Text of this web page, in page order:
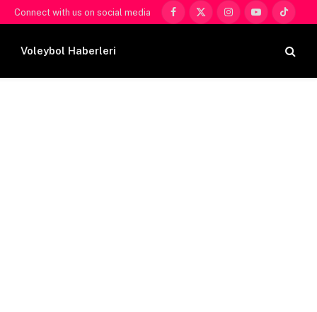
Connect with us on social media
Facebook
X
InstagramYouTubeTikTok
Voleybol Haberleri